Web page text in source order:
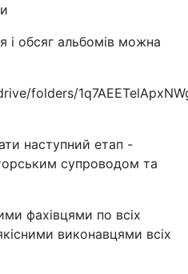
і обсяг альбомів можна
folders/
наступний етап -
супроводом та
фахівцями по всіх
виконавцями всіх